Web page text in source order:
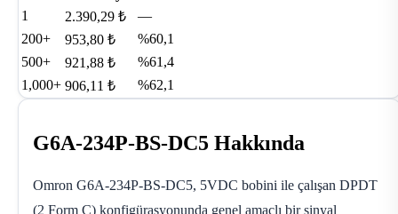
1
2.390,29 ₺
—
200+
953,80 ₺
%60,1
500+
921,88 ₺
%61,4
1,000+ 906,11 ₺ %62,1
G6A-234P-BS-DC5 Hakkında
Omron G6A-234P-BS-DC5, 5VDC bobini ile çalışan DPDT
(2 Form C) konfigürasyonunda genel amaçlı bir sinyal